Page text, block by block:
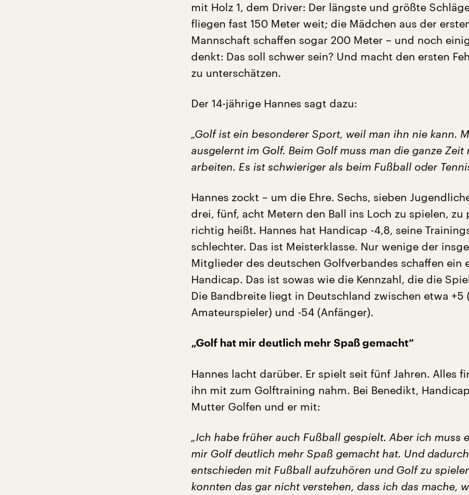
mit Holz 1, dem Driver: Der längste und größte
fliegen fast 150 Meter weit; die Mädchen aus der
Mannschaft schaffen sogar 200 Meter – und noch
denkt: Das soll schwer sein? Und macht den ersten
zu unterschätzen.
Der 14-jährige Hannes sagt dazu:
„Golf ist ein besonderer Sport, weil man ihn nie kann.
ausgelernt im Golf. Beim Golf muss man die ganze Zeit
arbeiten. Es ist schwieriger als beim Fußball oder
Hannes zockt – um die Ehre. Sechs, sieben
drei, fünf, acht Metern den Ball ins Loch zu spielen, zu
richtig heißt. Hannes hat Handicap -4,8, seine
schlechter. Das ist Meisterklasse. Nur wenige der
Mitglieder des deutschen Golfverbandes schaffen ein
Handicap. Das ist sowas wie die Kennzahl, die die
Die Bandbreite liegt in Deutschland zwischen etwa +5
Amateurspieler) und -54 (Anfänger).
„Golf hat mir deutlich mehr Spaß gemacht“
Hannes lacht darüber. Er spielt seit fünf Jahren. Alles
ihn mit zum Golftraining nahm. Bei Benedikt,
Mutter Golfen und er mit:
„Ich habe früher auch Fußball gespielt. Aber ich muss
mir Golf deutlich mehr Spaß gemacht hat. Und
entschieden mit Fußball aufzuhören und Golf zu
konnten das gar nicht verstehen, dass ich das mache,